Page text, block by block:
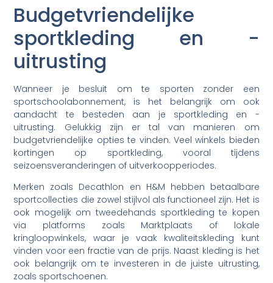
Budgetvriendelijke
sportkleding en -
uitrusting
Wanneer je besluit om te sporten zonder een
sportschoolabonnement, is het belangrijk om ook
aandacht te besteden aan je sportkleding en -
uitrusting. Gelukkig zijn er tal van manieren om
budgetvriendelijke opties te vinden. Veel winkels bieden
kortingen op sportkleding, vooral tijdens
seizoensveranderingen of uitverkoopperiodes.
Merken zoals Decathlon en H&M hebben betaalbare
sportcollecties die zowel stijlvol als functioneel zijn. Het is
ook mogelijk om tweedehands sportkleding te kopen
via platforms zoals Marktplaats of lokale
kringloopwinkels, waar je vaak kwaliteitskleding kunt
vinden voor een fractie van de prijs. Naast kleding is het
ook belangrijk om te investeren in de juiste uitrusting,
zoals sportschoenen.